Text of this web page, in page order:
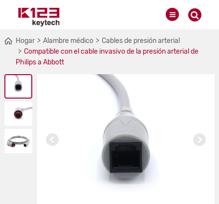
Hogar Alambre médico
Cables de presión arterial
Compatible con el cable invasivo de la presión arterial de
Philips a Abbott